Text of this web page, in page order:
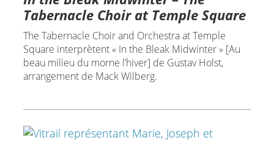
Tabernacle Choir at Temple Square
The Tabernacle Choir and Orchestra at Temple
Square interprètent « In the Bleak Midwinter » [Au
beau milieu du morne l’hiver] de Gustav Holst,
arrangement de Mack Wilberg.